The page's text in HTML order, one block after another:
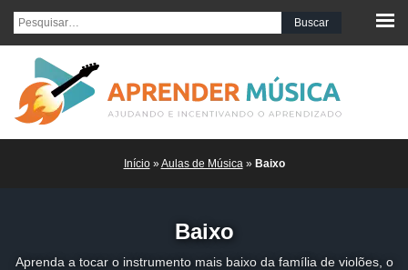
Pesquisar por:
Início»Aulas de Música» Baixo
Baixo
Aprenda a tocar o instrumento mais baixo da família de violões, o